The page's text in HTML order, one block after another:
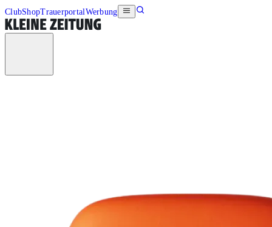
ClubShopTrauerportalWerbung